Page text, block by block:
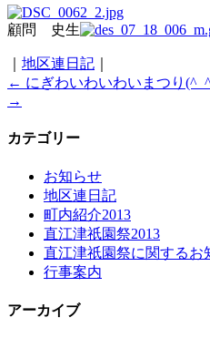
顧問 史生
地区連日記
← にぎわいわいわいまつり(^_^
→
カテゴリー
お知らせ
地区連日記
町内紹介2013
直江津祇園祭2013
直江津祇園祭に関するお
行事案内
アーカイブ